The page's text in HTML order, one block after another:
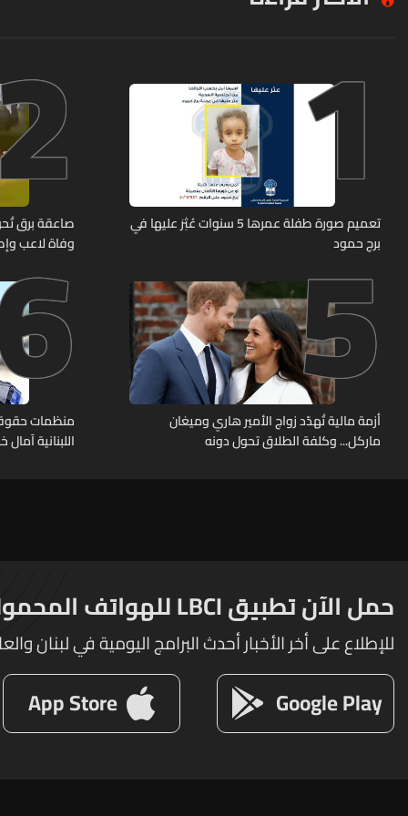
1
تعميم صورة طفلة عمرها 5 سنوات عُثِرَ عليها في
برج حمود
صاعقة برق
وفاة لاعب وإصابة
5
أزمة مالية تُهدّد زواج الأمير هاري وميغان
ماركل... وكلفة الطلاق تحول دونه
منظمات
اللبنانية
حمل الآن تطبيق LBCI للهواتف المحمولة
للإطلاع على أخر الأخبار أحدث البرامج اليومية في لبنان
Google Play
App Store